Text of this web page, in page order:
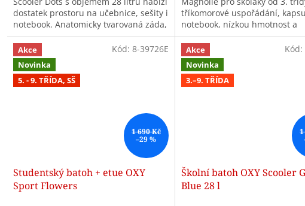
dostatek prostoru na učebnice, sešity i
notebook. Anatomicky tvarovaná záda,
hrudní popruh a nízká...
tříkomorové uspořádání,
notebook, nízkou hmotnost a
anatomická záda pro pohodlné
nošení.
Akce
Novinka
5. - 9. TŘÍDA, SŠ
1 690 Kč
–29 %
Studentský batoh + etue OXY
Sport Flowers
Kód: 8-39726E
Akce
Novinka
3.–9. TŘÍDA
Školní batoh OXY Scooler
Blue 28 l
Kód: